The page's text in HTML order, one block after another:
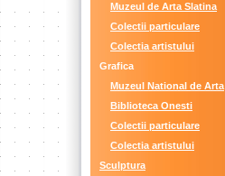
Muzeul de Arta Slatina
Colectii particulare
Colectia artistului
Grafica
Muzeul National de Arta
Biblioteca Onesti
Colectii particulare
Colectia artistului
Sculptura